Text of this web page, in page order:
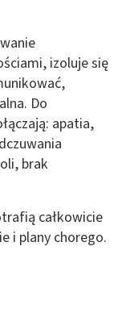
izoluje się
Do
apatia,
brak
całkowicie
i plany chorego.